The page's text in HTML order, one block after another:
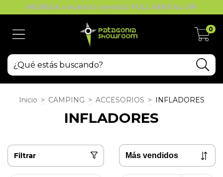
INGRESA a nuestro servicio FULL RENTAL VIP
0
Inicio > CAMPING > ACCESORIOS > INFLADORES
INFLADORES
Filtrar